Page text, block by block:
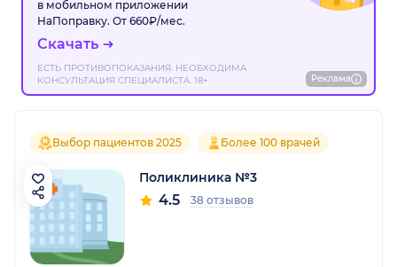
в мобильном приложении
НаПоправку. От 660₽/мес.
Скачать
ЕСТЬ ПРОТИВОПОКАЗАНИЯ. НЕОБХОДИМА
КОНСУЛЬТАЦИЯ СПЕЦИАЛИСТА. 18+
Реклама
Выбор пациентов 2025 Более 100 врачей
Поликлиника №3
4.5 38 отзывов